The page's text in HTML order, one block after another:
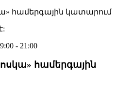
համերգային կատարում
- 21:00
համերգային